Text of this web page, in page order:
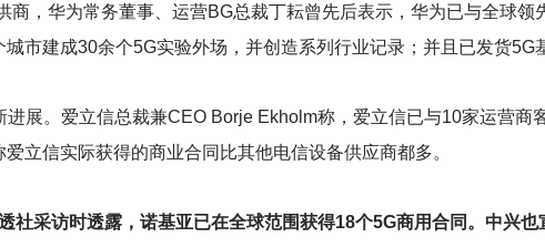
商，华为常务董事、运营BG总裁丁耘曾先后表示，华为已与全球领
市建成30余个5G实验外场，并创造系列行业记录；并且已发货5G
展。爱立信总裁兼CEO Borje Ekholm称，爱立信已与10家运营商
立信实际获得的商业合同比其他电信设备供应商都多。
采访时透露，诺基亚已在全球范围获得18个5G商用合同。中兴也